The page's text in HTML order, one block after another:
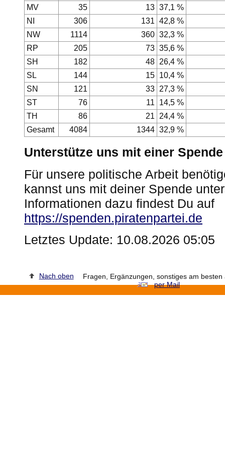
MV
35 13 37,1 %
NI
306 131 42,8 %
NW
1114 360 32,3 %
RP
205 73 35,6 %
SH
182 48 26,4 %
SL
144 15 10,4 %
SN
121 33 27,3 %
ST
76 11
14,5 %
TH
86 21
24,4 %
Gesamt
4084 1344 32,9 %
Unterstütze uns mit einer Spende
Für unsere politische Arbeit
kannst uns mit deiner Spende
Informationen dazu findest Du auf
https://spenden.piratenpartei.de
Letztes Update: 10.08.2026 05:05
Nach oben
Fragen, Ergänzungen, sonstiges am
per Mail